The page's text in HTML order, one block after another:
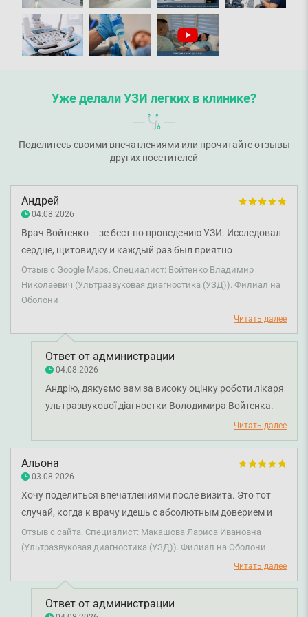
Уже делали УЗИ легких в клинике?
Поделитесь своими впечатлениями или прочитайте отзывы
других посетителей
Андрей
04.08.2026
Врач Войтенко – зе бест по проведению УЗИ. Исследовал
сердце, щитовидку и каждый раз был приятно
враждебен. Внимательный, очень профессиональный
полход. Искренне рекомендую!
Отзыв с Google Maps. Специалист: Войтенко Владимир
Николаевич (Ультразвуковая диагностика (УЗД)). Филиал на
Оболони
Читать далее
Ответ от администрации
04.08.2026
Андрію, дякуємо вам за високу оцінку роботи лікаря
ультразвукової діагностки Володимира Войтенка.
Нам приємно знати, що ви залишилися задоволені
проведенням ультразвукових досліджень та
відзначили уважність і професійний підхід фахівця.
Бажаємо вам міцного здоров'я!
Читать далее
Альона
03.08.2026
Хочу поделиться впечатлениями после визита. Это тот
случай, когда к врачу идешь с абсолютным доверием и
спокойствием. Проходим УЗ-диагностику всей семьей уже
несколько лет подряд у врача Макашова Лариса
Ивановна. Лариса Ивановна просто невероятная: всегда
приветливая, улыбающаяся, внимательная к
мельчайшим деталям. Выходишь из кабинета – и уже
Отзыв с сайта. Специалист: Макашова Лариса Ивановна
(Ультразвуковая диагностика (УЗД)). Филиал на Оболони
Читать далее
Ответ от администрации